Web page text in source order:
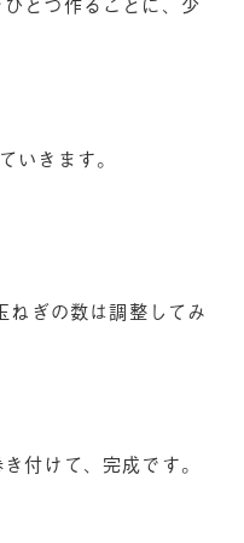
いきます。
ねぎの数は調整してみ
付けて、完成です。